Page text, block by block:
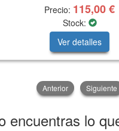
Precio: 115,00 €
Stock:
Ver detalles
Anterior Siguiente
encuentras lo